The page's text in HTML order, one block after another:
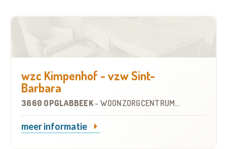
wzc Kimpenhof - vzw Sint-
Barbara
3660 OPGLABBEEK- WOONZORGCENTRUM (WZC)
meer informatie